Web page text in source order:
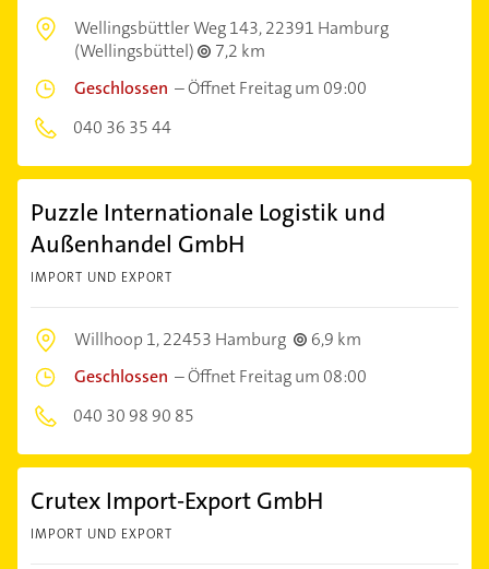
Wellingsbüttler Weg 143,22391 Hamburg
(Wellingsbüttel)
7,2 km
Geschlossen –Öffnet Freitag um 09:00
040 36 35 44
Puzzle Internationale Logistik und
Außenhandel GmbH
IMPORT UND EXPORT
Willhoop 1,22453 Hamburg
6,9 km
Geschlossen –Öffnet Freitag um 08:00
040 30 98 90 85
Crutex Import-Export GmbH
IMPORT UND EXPORT